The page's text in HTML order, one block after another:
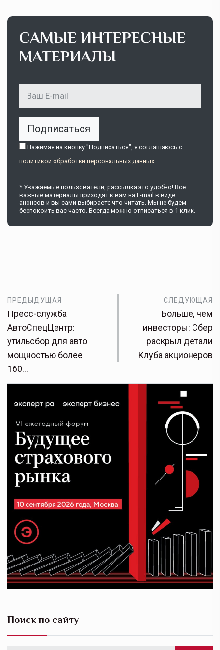
САМЫЕ ИНТЕРЕСНЫЕ
МАТЕРИАЛЫ
Подписаться
Нажимая на кнопку "Подписаться", я соглашаюсь c
политикой обработки персональных данных
* Уважаемые пользователи, рассылка это удобно! Все
важные материалы приходят к вам на E-mail в виде
анонсов и вы сами выбираете что читать. Мы не будем
беспокоить вас часто. Всегда можно отписаться в 1 клик.
ПРЕДЫДУЩАЯ
Пресс-служба
АвтоСпецЦентр:
утильсбор для авто
мощностью более
160…
СЛЕДУЮЩАЯ
Больше, чем
инвесторы: Сбер
раскрыл детали
Клуба акционеров
Поиск по сайту